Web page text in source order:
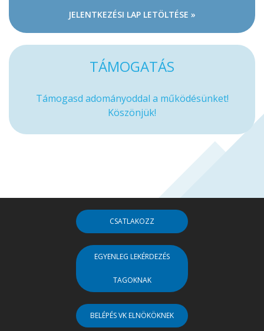
JELENTKEZÉSI LAP LETÖLTÉSE »
TÁMOGATÁS
Támogasd adományoddal a működésünket!
Köszönjük!
CSATLAKOZZ
EGYENLEG LEKÉRDEZÉS
TAGOKNAK
BELÉPÉS VK ELNÖKÖKNEK